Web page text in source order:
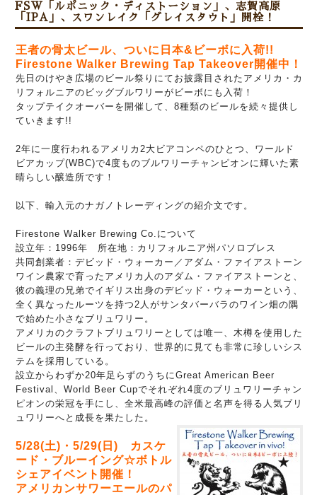
FSW「ルポニック・ディストーション」、志賀高原
「IPA」、スワンレイク「グレイスタウト」開栓！
王者の骨太ビール、ついに日本&ビーボに入荷!!
Firestone Walker Brewing Tap Takeover開催中！
先日のけやき広場のビール祭りにてお披露目された アメリカ・カ
リフォルニアの ビッグブルワリーがビーボにも入荷！
タップテイクオーバーを開催して、8種類のビールを続々提供し
ていきます!!
2年に一度行われるアメリカ2大ビアコンペのひとつ、ワールド
ビアカップ(WBC)で4度ものブルワリーチャンピオンに輝いた素
晴らしい醸造所です！
以下、輸入元のナガノトレーディングの紹介文です。
Firestone Walker Brewing Co.について
設立年：1996年 所在地：カリフォルニア州パソロブレス
共同創業者：デビッド・ウォーカー／アダム・ファイアストーン
ワイン農家で育ったアメリカ人のアダム・ファイアストーンと、
彼の義理の兄弟でイギリス出身のデビッド・ウォーカーという、
全く異なったルーツを持つ2人がサンタバーバラのワイン畑の隅
で始めた小さなブリュワリー。
アメリカのクラフトブリュワリーとしては唯一、木樽を使用した
ビールの主発酵を行っており、世界的に見ても非常に珍しいシス
テムを採用している。
設立からわずか20年足らずのうちにGreat American Beer
Festival、World Beer Cupでそれぞれ4度のブリュワリーチャン
ピオンの栄冠を手にし、全米最高峰の評価と名声を得る人気ブリ
ュワリーへと成長を果たした。
5/28(土)・5/29(日) カスケ
ード・ブルーイング☆ボトル
シェアイベント開催！
アメリカンサワーエールのパ